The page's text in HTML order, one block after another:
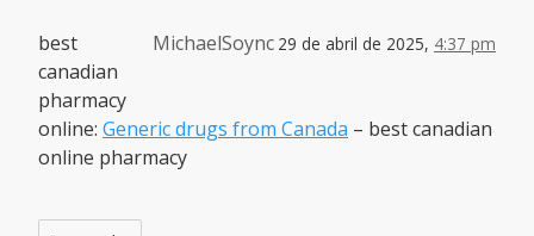
MichaelSoync 29 de abril de 2025, 4:37 pm
best
canadian
pharmacy
online: Generic drugs from Canada – best canadian
online pharmacy